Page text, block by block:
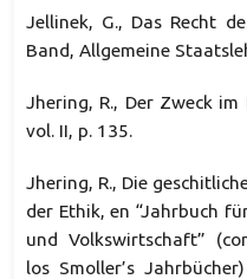
Jellinek, G., Das Recht
Band, Allgemeine
Jhering, R., Der Zweck im
vol. II, p. 135.
Jhering, R., Die
der Ethik, en “Jahrbuch
und Volkswirtschaft”
los Smoller’s